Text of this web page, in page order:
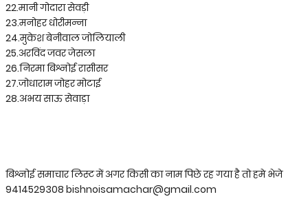
22.मानी गोदारा सेवड़ी
23.मनोहर धोरीमन्ना
24.मुकेश बेनीवाल जोलियाली
25.अरविंद जवर जेसला
26.निरमा बिश्नोई रासीसर
27.जोधाराम जोहर मोटाई
28.अभय साऊ सेवाड़ा
बिश्नोई समाचार लिस्ट में अगर किसी का नाम पिछे रह गया है तो हमे भेजे
9414529308 bishnoisamachar@gmail.com